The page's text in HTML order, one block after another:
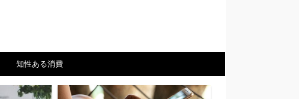
知性ある消費